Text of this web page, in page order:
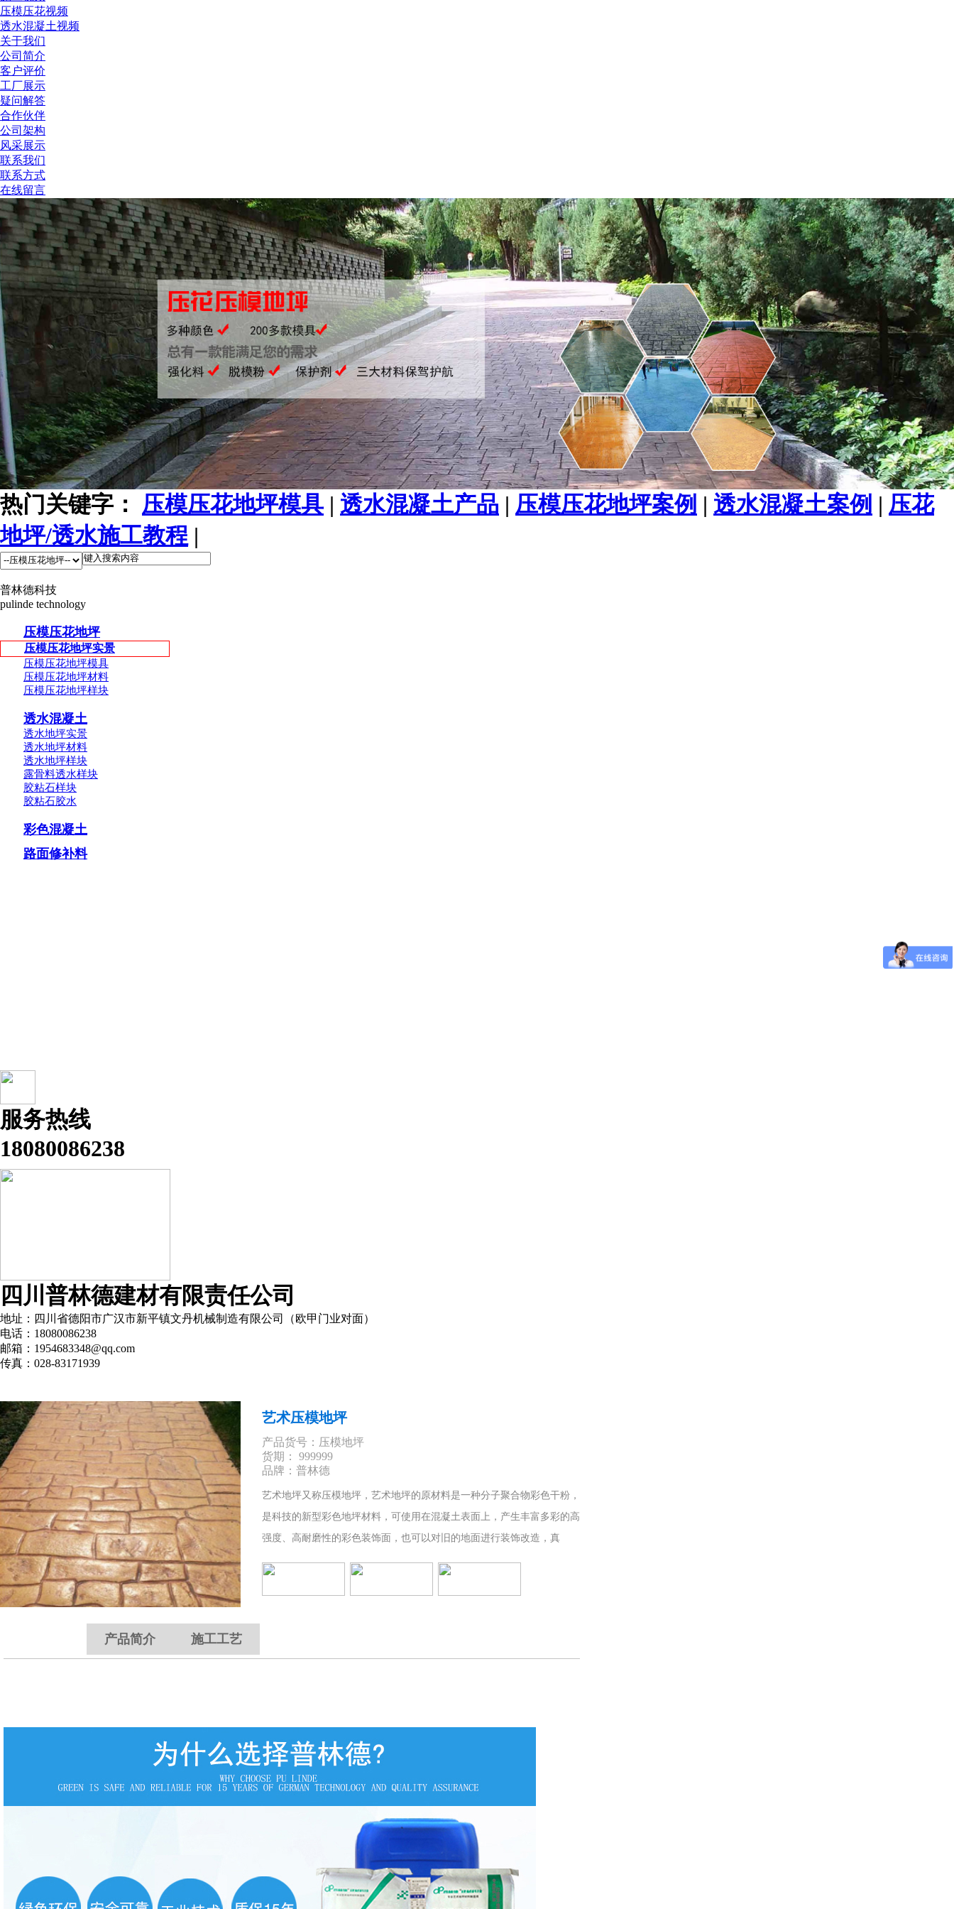
压模压花视频
透水混凝土视频
关于我们
公司简介
客户评价
工厂展示
疑问解答
合作伙伴
公司架构
风采展示
联系我们
联系方式
在线留言
热门关键字： 压模压花地坪模具 | 透水混凝土产品 | 压模压花地坪案例 | 透水混凝土案例 | 压花
地坪/透水施工教程 |
普林德科技
pulinde technology
压模压花地坪
压模压花地坪实景
压模压花地坪模具
压模压花地坪材料
压模压花地坪样块
透水混凝土
透水地坪实景
透水地坪材料
透水地坪样块
露骨料透水样块
胶粘石样块
胶粘石胶水
彩色混凝土
路面修补料
服务热线
18080086238
四川普林德建材有限责任公司
地址：四川省德阳市广汉市新平镇文丹机械制造有限公司（欧甲门业对面）
电话：18080086238
邮箱：1954683348@qq.com
传真：028-83171939
艺术压模地坪
产品货号：压模地坪
货期： 999999
品牌：普林德
艺术地坪又称压模地坪，艺术地坪的原材料是一种分子聚合物彩色干粉，
是科技的新型彩色地坪材料，可使用在混凝土表面上，产生丰富多彩的高
强度、高耐磨性的彩色装饰面，也可以对旧的地面进行装饰改造，真
产品简介 施工工艺